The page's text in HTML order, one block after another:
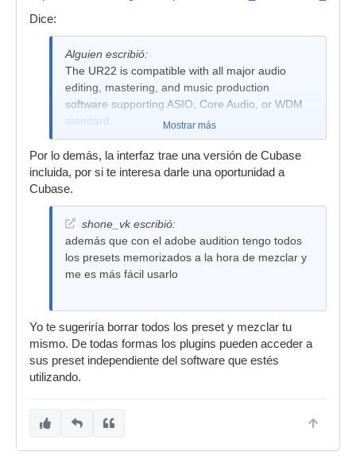
Dice:
Alguien escribió:
The UR22 is compatible with all major audio
editing, mastering, and music production
software supporting ASIO, Core Audio, or WDM
standard.
Mostrar más
Por lo demás, la interfaz trae una versión de Cubase
incluida, por si te interesa darle una oportunidad a
Cubase.
shone_vk escribió:
además que con el adobe audition tengo todos
los presets memorizados a la hora de mezclar y
me es más fácil usarlo
Yo te sugeriría borrar todos los preset y mezclar tu
mismo. De todas formas los plugins pueden acceder a
sus preset independiente del software que estés
utilizando.